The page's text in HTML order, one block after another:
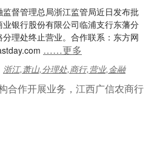
督管理总局浙江监管局近日发布批
银行股份有限公司临浦支行东藩分
理处终止营业。合作联系：东方网
……更多
浙江,萧山,分理处,商行,营业,金融